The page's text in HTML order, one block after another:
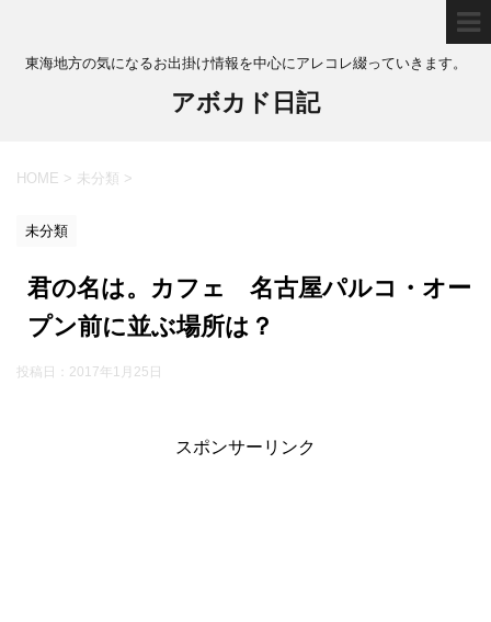
東海地方の気になるお出掛け情報を中心にアレコレ綴っていきます。
アボカド日記
HOME > 未分類 >
未分類
君の名は。カフェ 名古屋パルコ・オー
プン前に並ぶ場所は？
投稿日： 2017年1月25日
スポンサーリンク